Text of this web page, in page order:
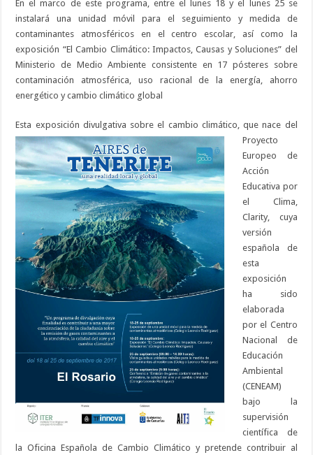
En el marco de este programa, entre el lunes 18 y el lunes 25 se
instalará una unidad móvil para el seguimiento y medida de
contaminantes atmosféricos en el centro escolar, así como la
exposición “El Cambio Climático: Impactos, Causas y Soluciones” del
Ministerio de Medio Ambiente consistente en 17 pósteres sobre
contaminación atmosférica, uso racional de la energía, ahorro
energético y cambio climático global
Esta exposición divulgativa sobre el cambio climático, que nace del
Proyecto
Europeo de
Acción
Educativa por
el Clima,
Clarity, cuya
versión
española de
esta
exposición
ha sido
elaborada
por el Centro
Nacional de
Educación
Ambiental
(CENEAM)
bajo la
supervisión
científica de
la Oficina Española de Cambio Climático y pretende contribuir al